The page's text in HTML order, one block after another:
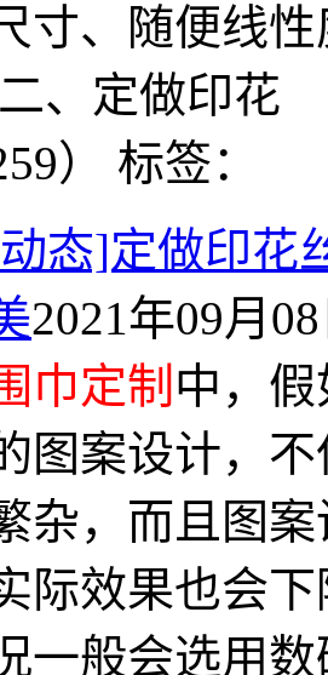
寸、随便线
、定做印花
） 标签：
态]定做印花
2021年09月
巾定制 中，
图案设计，
杂，而且图
际效果也会
一般会选用